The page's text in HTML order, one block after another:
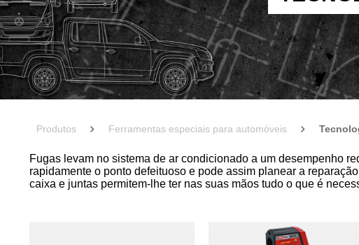
Produtos Ferramentas especiais para automóveis
Fugas levam no sistema de ar condicionado a um desempenho
rapidamente o ponto defeituoso e pode assim planear a
caixa e juntas permitem-lhe ter nas suas mãos tudo o que é